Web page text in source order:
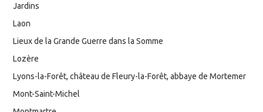
Jardins
Laon
Lieux de la Grande Guerre dans la Somme
Lozère
Lyons-la-Forêt, château de Fleury-la-Forêt, abbaye de Mortemer
Mont-Saint-Michel